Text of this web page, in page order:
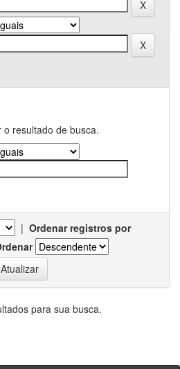
resultado de busca.
| Ordenar registros por
para sua busca.